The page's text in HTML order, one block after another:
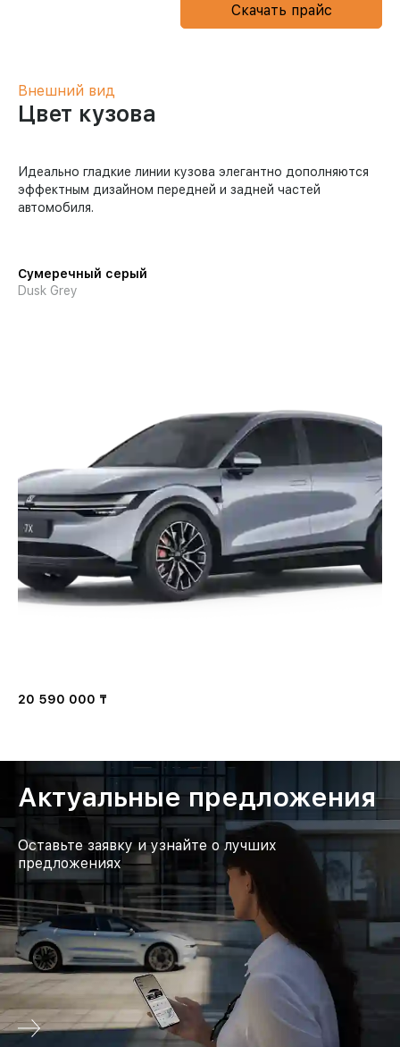
Скачать прайс
Внешний вид
Цвет кузова
Идеально гладкие линии кузова элегантно дополняются
эффектным дизайном передней и задней частей
автомобиля.
20 590 000 ₸
Сумеречный серый
Dusk Grey
Актуальные предложения
Оставьте заявку и узнайте о лучших
предложениях